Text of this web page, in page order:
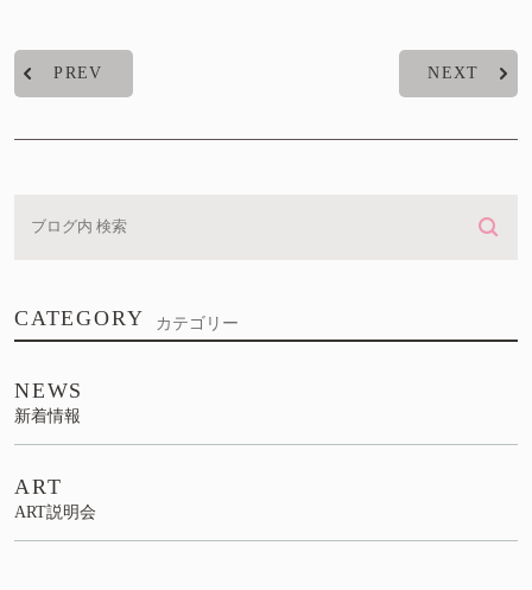
PREV NEXT
CATEGORY カテゴリー
NEWS
新着情報
ART
ART説明会